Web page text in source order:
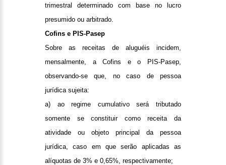
trimestral determinado com base no lucro
presumido ou arbitrado.
Cofins e PIS-Pasep
Sobre as receitas de aluguéis incidem,
mensalmente, a Cofins e o PIS-Pasep,
observando-se que, no caso de pessoa
jurídica sujeita:
a) ao regime cumulativo será tributado
somente se constituir como receita da
atividade ou objeto principal da pessoa
jurídica, caso em que serão aplicadas as
alíquotas de 3% e 0,65%, respectivamente;